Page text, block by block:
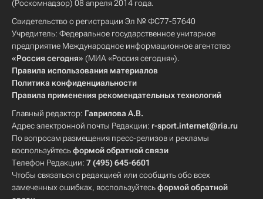
(Роскомнадзор) 08 апреля 2014 года.
Свидетельство о регистрации Эл № ФС77-57640
Учредитель: Федеральное государственное унитарное
предприятие Международное информационное агентство
«Россия сегодня» (МИА «Россия сегодня»).
Правила использования материалов
Политика конфиденциальности
Правила применения рекомендательных технологий
Главный редактор: Гаврилова А.В.
Адрес электронной почты Редакции: r-sport.internet@ria.ru
По вопросам размещения пресс-релизов и рекламы
воспользуйтесьформой обратной связи
Телефон Редакции: 7 (495) 645-6601
Чтобы связаться с редакцией или сообщить обо всех
замеченных ошибках, воспользуйтесьформой обратной